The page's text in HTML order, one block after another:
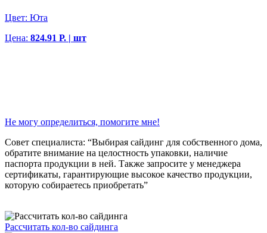
Цвет: Юта
Цена: 824.91 Р. | шт
Не могу определиться, помогите мне!
Совет специалиста: “Выбирая сайдинг для собственного дома,
обратите внимание на целостность упаковки, наличие
паспорта продукции в ней. Также запросите у менеджера
сертификаты, гарантирующие высокое качество продукции,
которую собираетесь приобретать”
Рассчитать кол-во сайдинга